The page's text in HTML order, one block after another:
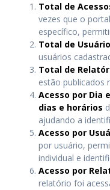
Total de
vezes que o
específico,
Total de
usuários
Total de
estão publicados
Acesso por Dia
dias e horários
ajudando a
Acesso por
por usuário,
individual e
Acesso por
relatório foi